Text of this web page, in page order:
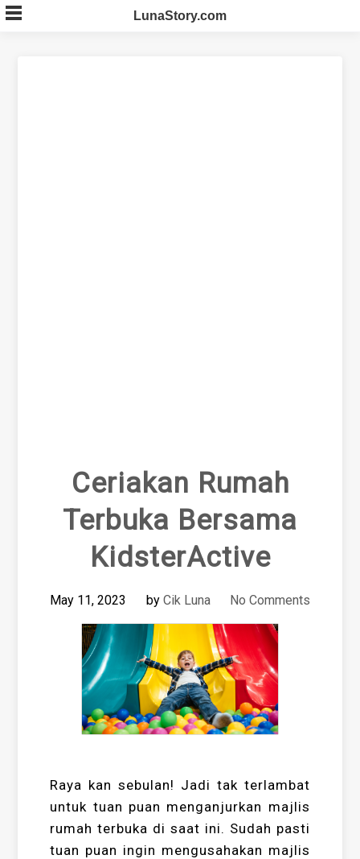
Skip
to
LunaStory.com
Ceriakan Rumah
Terbuka Bersama
KidsterActive
May 11, 2023 by Cik Luna No Comments
Raya kan sebulan! Jadi tak terlambat
untuk tuan puan menganjurkan majlis
rumah terbuka di saat ini. Sudah pasti
tuan puan ingin mengusahakan majlis